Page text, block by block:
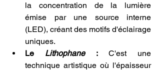
la concentration de la lumière
émise par une source interne
(LED), créant des motifs d'éclairage
uniques.
Le Lithophane : C'est une
technique artistique où l'épaisseur